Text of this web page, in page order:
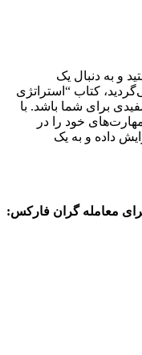
و به دنبال یک
کتاب “استراتژی
برای شما باشد. با
خود را در
داده و به یک
معامله گران فارکس: